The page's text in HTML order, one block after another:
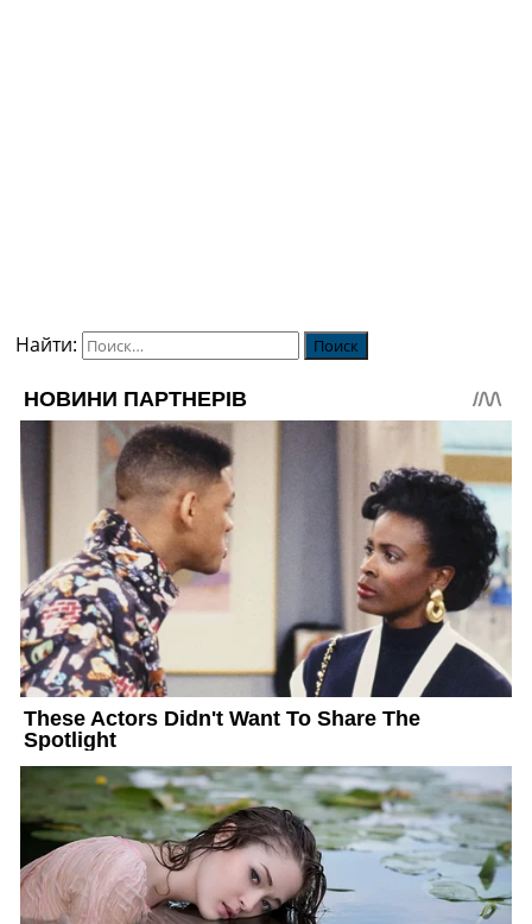
Найти: